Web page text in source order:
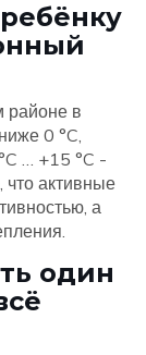
районе в
0 °C,
… +15 °C -
что активные
а
один